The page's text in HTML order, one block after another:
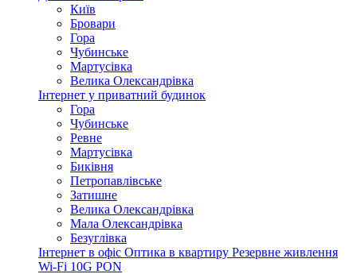
Київ
Бровари
Гора
Чубинське
Мартусівка
Велика Олександрівка
Інтернет у приватний будинок
Гора
Чубинське
Ревне
Мартусівка
Биківня
Петропавлівське
Затишне
Велика Олександрівка
Мала Олександрівка
Безуглівка
Інтернет в офіс Оптика в квартиру Резервне живлення
Wi-Fi 10G PON